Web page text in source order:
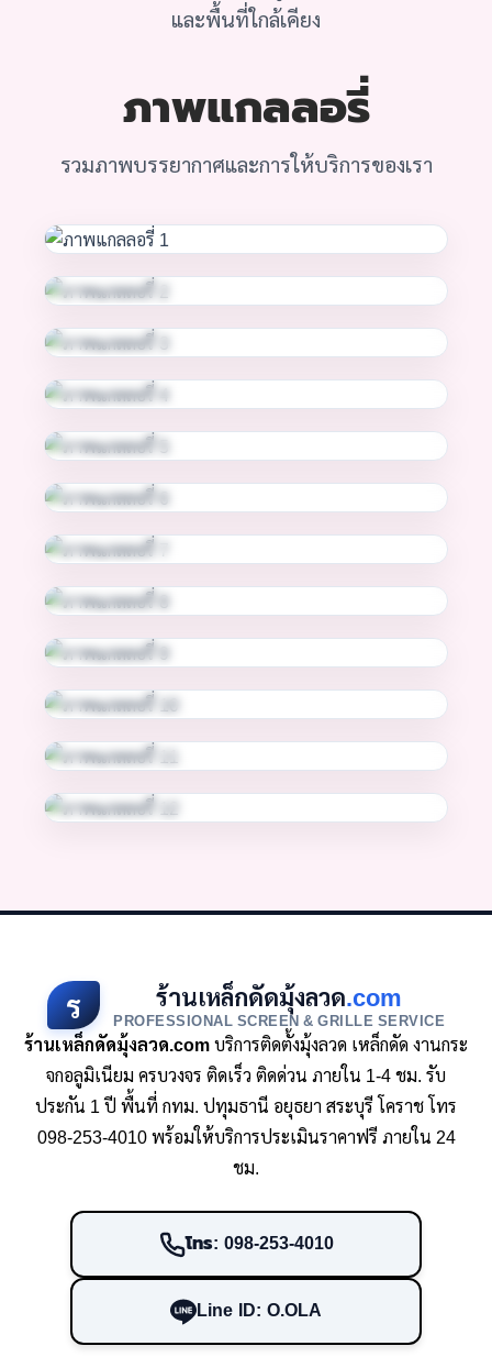
และพื้นที่ใกล้เคียง
ภาพแกลลอรี่
รวมภาพบรรยากาศและการให้บริการของเรา
ร ร้านเหล็กดัดมุ้งลวด.com
PROFESSIONAL SCREEN & GRILLE SERVICE
ร้านเหล็กดัดมุ้งลวด.comบริการติดตั้งมุ้งลวด เหล็กดัด งานกระ
จกอลูมิเนียม ครบวงจร ติดเร็ว ติดด่วน ภายใน 1-4 ชม. รับ
ประกัน 1 ปี พื้นที่ กทม. ปทุมธานี อยุธยา สระบุรี โคราช โทร
098-253-4010 พร้อมให้บริการประเมินราคาฟรี ภายใน 24
ชม.
โทร: 098-253-4010
Line ID: O.OLA